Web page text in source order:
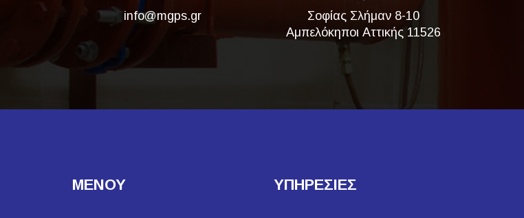
info@mgps.gr
Σοφίας Σλήμαν 8-10
Αμπελόκηποι Αττικής 11526
ΜΕΝΟΥ ΥΠΗΡΕΣΙΕΣ